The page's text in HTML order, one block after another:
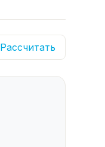
Рассчитать